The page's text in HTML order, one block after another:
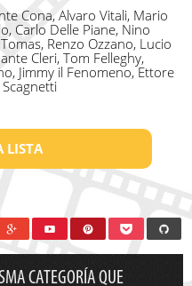
Cona, Alvaro Vitali, Mario
Carlo Delle Piane, Nino
Renzo Ozzano, Lucio
Cleri, Tom Felleghy,
Jimmy il Fenomeno, Ettore
LISTA
CATEGORÍA QUE